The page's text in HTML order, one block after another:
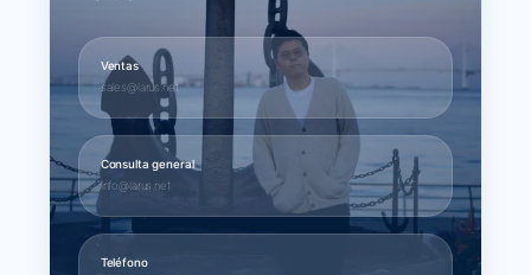
Ventas
sales@larus.net
Consulta general
info@larus.net
Teléfono